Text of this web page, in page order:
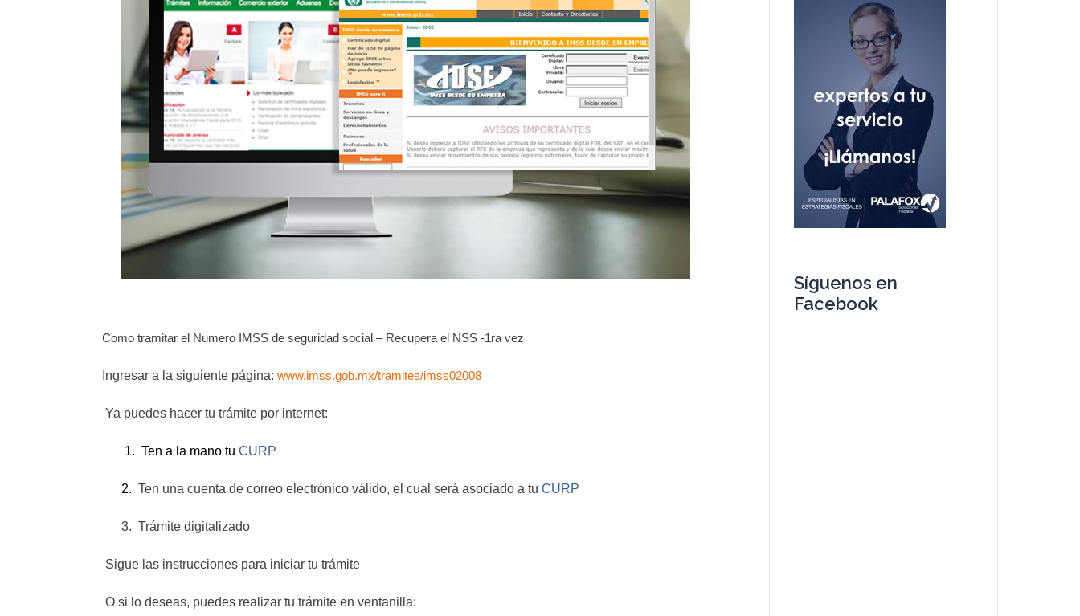
Como tramitar el Numero IMSS de seguridad social – Recupera el NSS -1ra vez
Ingresar a la siguiente página: www.imss.gob.mx/tramites/imss02008
Ya puedes hacer tu trámite por internet:
1. Ten a la mano tu CURP
2. Ten una cuenta de correo electrónico válido, el cual será asociado a tu CURP
3. Trámite digitalizado
Sigue las instrucciones para iniciar tu trámite
O si lo deseas, puedes realizar tu trámite en ventanilla:
Síguenos en
Facebook